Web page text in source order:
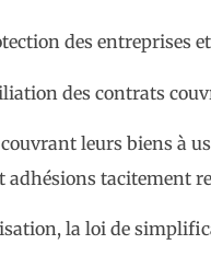
des entreprises et
des contrats
leurs biens à
adhésions tacitement
la loi de